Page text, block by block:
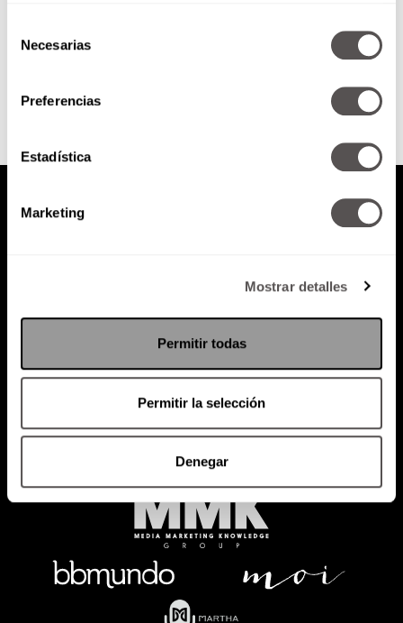
Necesarias
Preferencias
Estadística
Marketing
Mostrar detalles
Permitir todas
Permitir la selección
Denegar
Política de Privacidad
RADIO MARTHA